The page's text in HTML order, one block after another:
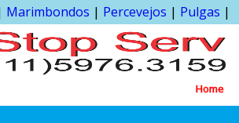
Marimbondos | Percevejos | Pulgas |
Home